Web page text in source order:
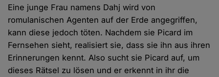
Eine junge Frau namens Dahj wird von
romulanischen Agenten auf der Erde angegriffen,
kann diese jedoch töten. Nachdem sie Picard im
Fernsehen sieht, realisiert sie, dass sie ihn aus ihren
Erinnerungen kennt. Also sucht sie Picard auf, um
dieses Rätsel zu lösen und er erkennt in ihr die